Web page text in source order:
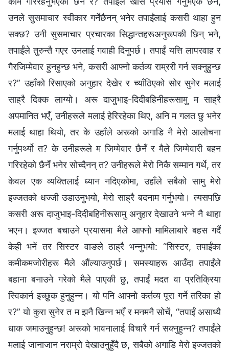
उनले सुसमाचार स्वीकार गर्नेछैनन् भनेर तपाईंलाई कसरी थाहा हुन
सक्छ? उनी सुसमाचार प्रचारका सिद्धान्तहरूअनुरूपकी छिन् भने,
तपाईंले तुरुन्तै गएर उनलाई गवाही दिनुपर्छ। तपाईं यत्ति लापरवाह र
गैरजिम्मेवार हुनहुन्छ भने, कसरी आफ्नो कर्तव्य राम्ररी गर्न सक्‍नुहुन्छ
र?” उहाँको रिसाएको अनुहार देखेर र च्याँठिएको सोर सुनेर मलाई
साह्रै दिक्‍क लाग्यो। अरू दाजुभाइ-दिदीबहिनीहरूसामु म साह्रै
अपमानित भएँ, उनीहरूले मलाई हेरिरहेका थिए, अनि म गलत छु भनेर
मलाई थाहा थियो, तर के उहाँले अरूको अगाडि नै मेरो आलोचना
गर्नुपर्थ्यो त? के उनीहरूले म जिम्मेवार छैनँ र मैले जिम्मेवारी बहन
गरिरहेको छैनँ भनेर सोच्दैनन् त? उनीहरूले मेरो निकै सम्मान गर्थे, तर
केवल एक व्यक्तिलाई ध्यान नदिएकोमा, उहाँले सबैको सामु मेरो
इज्‍जतको धज्‍जी उडाउनुभयो, मेरो साह्रै बदनाम गर्नुभयो। त्यसपछि
कसरी अरू दाजुभाइ-दिदीबहिनीरूसामु अनुहार देखाउने भन्‍ने नै थाहा
भएन। इज्‍जत बचाउने प्रयासमा मैले आफ्नो मामिलाबारे बहस गर्दै
केही भनें तर सिस्टर वाङले ठाह्रै भन्‍नुभयो: “सिस्टर, तपाईंका
कमीकमजोरीहरू मैले औंल्याउनुपर्छ। समस्याहरू आउँदा तपाईंले
बहाना बनाउने गरेको मैले पाएकी छु, तपाईं मदत वा प्रतिक्रिया
स्विकार्न इच्छुक हुनुहुन्‍न। यो पनि आफ्नो कर्तव्य पूरा गर्ने तरिका हो
र?” यो कुरा सुनेर त म झनै खिन्‍न भएँ र मनमनै सोचें, “तपाईं असाध्यै
धाक जमाउनुहुन्छ! अरूको भावनालाई विचारै गर्न सक्‍नुहुन्‍न? तपाईंले
मलाई जानाजान नराम्रो देखाउनुहुँदै छ, सबैको अगाडि मेरो इज्‍जतको